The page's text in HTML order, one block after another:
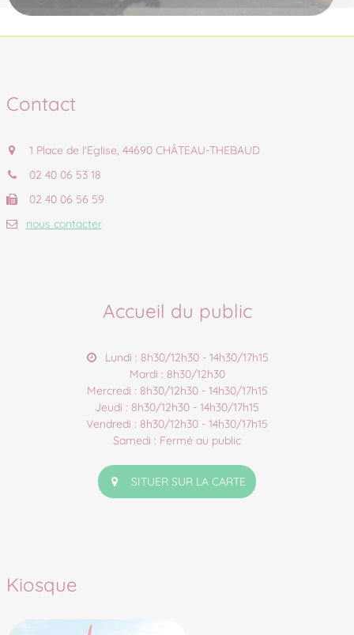
Contact
1 Place de l'Eglise, 44690 CHÂTEAU-THEBAUD
02 40 06 53 18
02 40 06 56 59
nous contacter
Accueil du public
Lundi : 8h30/12h30 - 14h30/17h15
Mardi : 8h30/12h30
Mercredi : 8h30/12h30 - 14h30/17h15
Jeudi : 8h30/12h30 - 14h30/17h15
Vendredi : 8h30/12h30 - 14h30/17h15
Samedi : Fermé au public
SITUER SUR LA CARTE
Kiosque